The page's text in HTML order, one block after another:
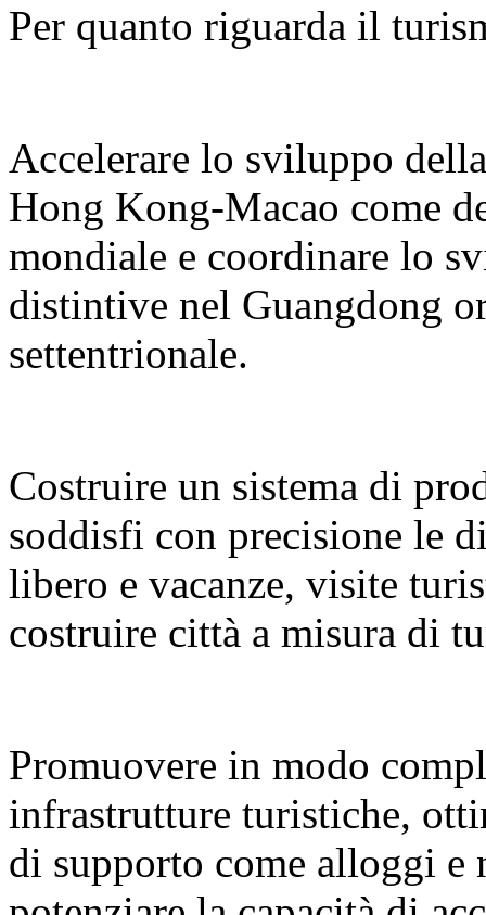
Per quanto riguarda il
Accelerare lo sviluppo
Hong Kong-Macao come
mondiale e coordinare lo
distintive nel Guangdong
settentrionale.
Costruire un sistema di
soddisfi con precisione le
libero e vacanze, visite
costruire città a misura di
Promuovere in modo
infrastrutture turistiche,
di supporto come alloggi e